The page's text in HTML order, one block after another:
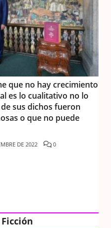
que no hay crecimiento
es lo cualitativo no lo
sus dichos fueron
o que no puede
DE 2022 0